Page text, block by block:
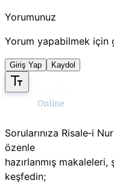
Yorumunuz
Yorum yapabilmek için
Giriş Yap Kaydol
Sorularınıza Risale‑i
özenle
hazırlanmış makaleleri,
keşfedin;